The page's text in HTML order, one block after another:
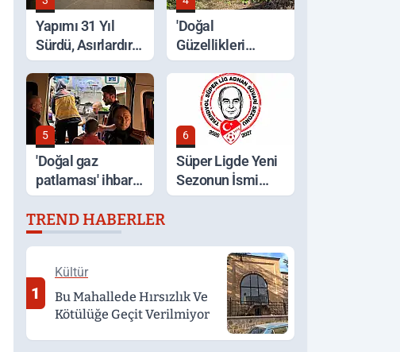
Yapımı 31 Yıl
Sürdü, Asırlardır
Ayakta
'Doğal
Güzellikleri
Koruyalım' Çağrısı
5
'Doğal gaz
patlaması' ihbarı,
ocakta unutulan
yemek çıktı
6
Süper Ligde Yeni
Sezonun İsmi
Açıklandı
TREND HABERLER
1
Kültür
Bu Mahallede Hırsızlık Ve
Kötülüğe Geçit Verilmiyor